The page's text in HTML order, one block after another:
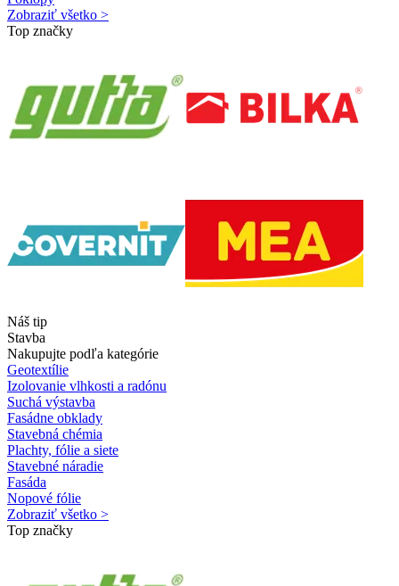
Zobraziť všetko >
Top značky
Náš tip
Stavba
Nakupujte podľa kategórie
Geotextílie
Izolovanie vlhkosti a radónu
Suchá výstavba
Fasádne obklady
Stavebná chémia
Plachty, fólie a siete
Stavebné náradie
Fasáda
Nopové fólie
Zobraziť všetko >
Top značky